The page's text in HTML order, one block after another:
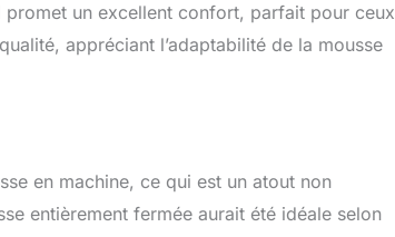
un excellent confort, parfait pour ceux
appréciant l’adaptabilité de la mousse
en machine, ce qui est un atout non
entièrement fermée aurait été idéale selon